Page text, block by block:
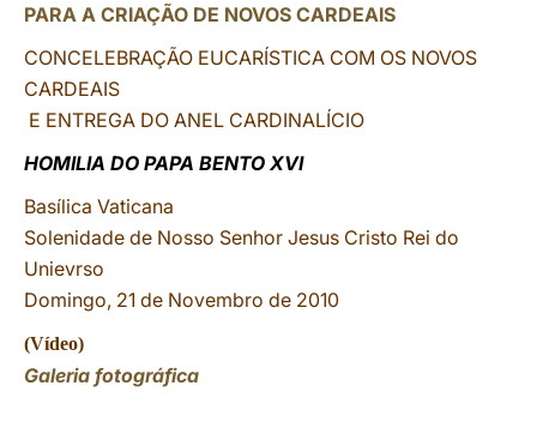
中文
LATINE
PARA A CRIAÇÃO DE NOVOS CARDEAIS
CONCELEBRAÇÃO EUCARÍSTICA COM OS NOVOS
CARDEAIS
E ENTREGA DO ANEL CARDINALÍCIO
HOMILIA DO PAPA BENTO XVI
Basílica Vaticana
Solenidade de Nosso Senhor Jesus Cristo Rei do
Unievrso
Domingo, 21 de Novembro de 2010
(Vídeo)
Galeria fotográfica